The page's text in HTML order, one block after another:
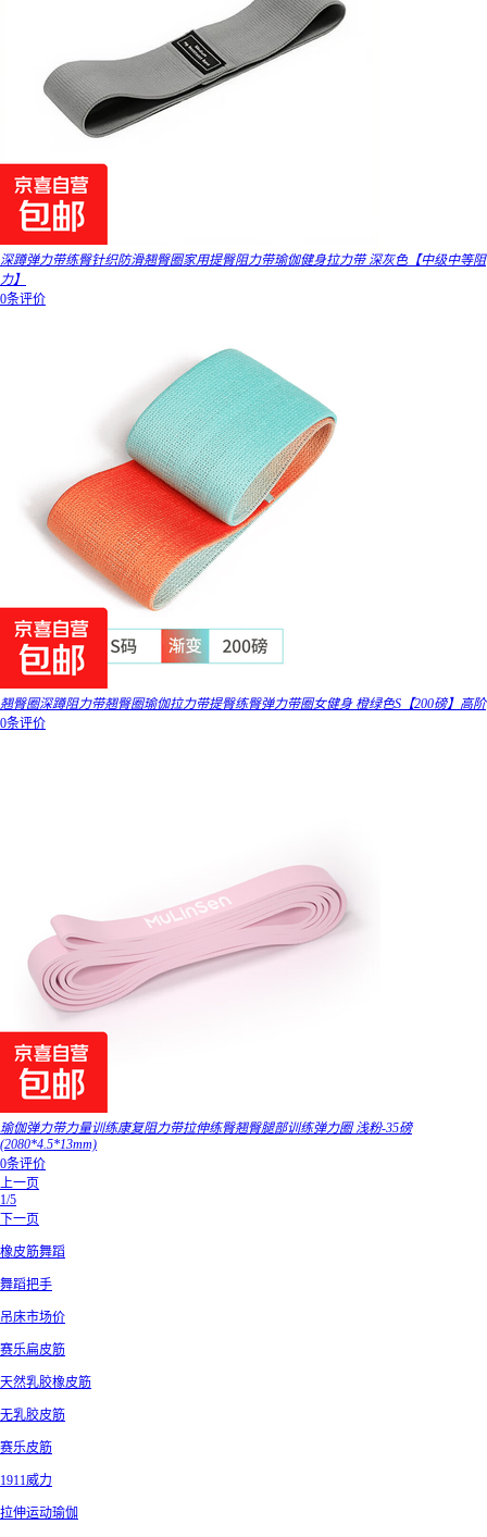
深蹲弹力带练臀针织防滑翘臀圈家用提臀阻力带瑜伽健身拉力带 深灰色【中级中等阻
力】
0条评价
翘臀圈深蹲阻力带翘臀圈瑜伽拉力带提臀练臀弹力带圈女健身 橙绿色S【200磅】高阶
0条评价
瑜伽弹力带力量训练康复阻力带拉伸练臀翘臀腿部训练弹力圈 浅粉-35磅
(2080*4.5*13mm)
0条评价
上一页
1/5
下一页
橡皮筋舞蹈
舞蹈把手
吊床市场价
赛乐扁皮筋
天然乳胶橡皮筋
无乳胶皮筋
赛乐皮筋
1911威力
拉伸运动瑜伽